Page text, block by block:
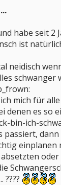
habe seit 2
ist
neidisch
schwanger
mich für
denen es so
bin-ich-
passiert,
einplanen
oder
????